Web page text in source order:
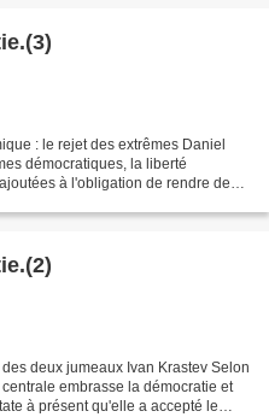
: le rejet des extrêmes Daniel
démocratiques, la liberté
à l'obligation de rendre des
deux jumeaux Ivan Krastev Selon
embrasse la démocratie et
à présent qu'elle a accepté le